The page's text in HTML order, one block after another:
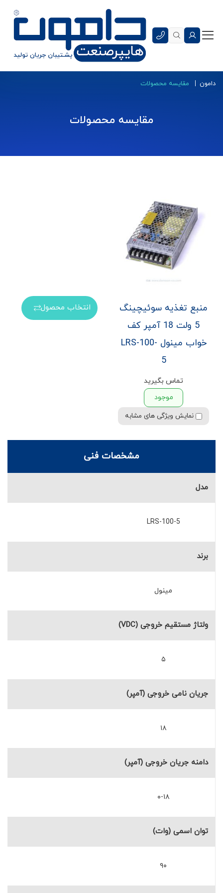
دامون مقایسه محصولات
مقایسه محصولات
منبع تغذیه سوئیچینگ
5 ولت 18 آمپر کف
خواب مینول LRS-100-
5
تماس بگیرید
موجود
نمایش ویژگی های مشابه
انتخاب محصول
مشخصات فنی
مدل
LRS-100-5
برند
مینول
ولتاژ مستقیم خروجی (VDC)
۵
جریان نامی خروجی (آمپر)
۱۸
دامنه جریان خروجی (آمپر)
۰-۱۸
توان اسمی (وات)
۹۰